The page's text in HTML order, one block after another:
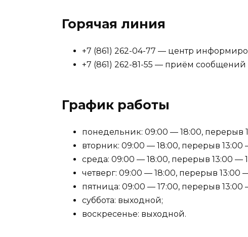
Горячая линия
+7 (861) 262-04-77 — центр
+7 (861) 262-81-55 — приём
График работы
понедельник: 09:00 — 18:00, перерыв
вторник: 09:00 — 18:00, перерыв 13:00
среда: 09:00 — 18:00, перерыв 13:00 —
четверг: 09:00 — 18:00, перерыв 13:00
пятница: 09:00 — 17:00, перерыв 13:00
суббота: выходной;
воскресенье: выходной.